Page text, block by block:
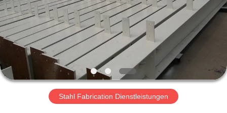
PRODUKTE
VIDEOS
VR
Stahl Fabrication Dienstleistungen